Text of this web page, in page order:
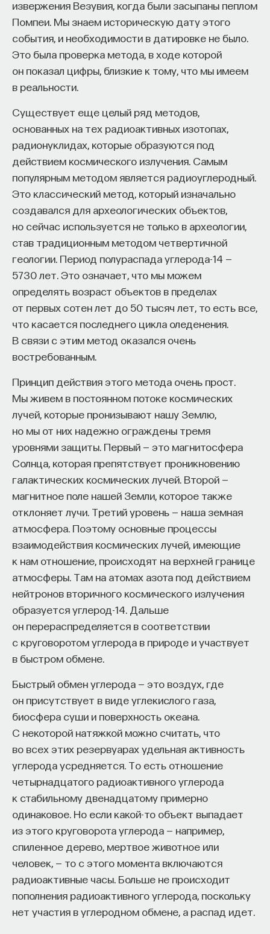
извержения Везувия, когда были засыпаны пеплом
Помпеи. Мы знаем историческую дату этого
события, и необходимости в датировке не было.
Это была проверка метода, в ходе которой
он показал цифры, близкие к тому, что мы имеем
в реальности.
Существует еще целый ряд методов,
основанных на тех радиоактивных изотопах,
радионуклидах, которые образуются под
действием космического излучения. Самым
популярным методом является радиоуглеродный.
Это классический метод, который изначально
создавался для археологических объектов,
но сейчас используется не только в археологии,
став традиционным методом четвертичной
геологии. Период полураспада углерода-14 —
5730 лет. Это означает, что мы можем
определять возраст объектов в пределах
от первых сотен лет до 50 тысяч лет, то есть все,
что касается последнего цикла оледенения.
В связи с этим метод оказался очень
востребованным.
Принцип действия этого метода очень прост.
Мы живем в постоянном потоке космических
лучей, которые пронизывают нашу Землю,
но мы от них надежно ограждены тремя
уровнями защиты. Первый — это магнитосфера
Солнца, которая препятствует проникновению
галактических космических лучей. Второй —
магнитное поле нашей Земли, которое также
отклоняет лучи. Третий уровень — наша земная
атмосфера. Поэтому основные процессы
взаимодействия космических лучей, имеющие
к нам отношение, происходят на верхней границе
атмосферы. Там на атомах азота под действием
нейтронов вторичного космического излучения
образуется углерод-14. Дальше
он перераспределяется в соответствии
с круговоротом углерода в природе и участвует
в быстром обмене.
Быстрый обмен углерода — это воздух, где
он присутствует в виде углекислого газа,
биосфера суши и поверхность океана.
С некоторой натяжкой можно считать, что
во всех этих резервуарах удельная активность
углерода усредняется. То есть отношение
четырнадцатого радиоактивного углерода
к стабильному двенадцатому примерно
одинаковое. Но если какой-то объект выпадает
из этого круговорота углерода — например,
спиленное дерево, мертвое животное или
человек, — то с этого момента включаются
радиоактивные часы. Больше не происходит
пополнения радиоактивного углерода, поскольку
нет участия в углеродном обмене, а распад идет.
У университета четыре цели
«Мы выделили четыре идеологии образования.
Первая — развитие и трансляция
дисциплинарного знания, где в центре находится
само знание, а не человек и не рынок труда.
человека, например человека, способного
к сложному мышлению. Третья — развитие
общества, вклад в то, каким оно будет.
И четвертая — социальная эффективность,
то есть забота о том, как человек будет работать
за пределами университета и насколько
эффективным окажется в команде и профессии.
Университет не всегда может точно
предсказать, какие именно рабочие места ждут
выпускника, но сама эта оптика тоже остается
отдельной идеологией. В зависимости от того,
в какой из этих логик работает университет,
у него будут совершенно разные ответы
на вопрос о целях образования».
Университет должен строить
будущее
«Есть представление о том, что университеты
готовят элиту, и отсюда возникает образ сложно
мыслящего, сложно устроенного человека.
Но здесь возникает и другой, гораздо более
трудный вопрос: кто вообще формирует
целеполагание университета и кто задает тот
смысл, на который он работает? Мне кажется,
университет способен быть субъектом —
не просто выполнять внешний заказ,
а самостоятельно выбирать, на какое будущее
он работает. У него должна быть собственная
позиция: сначала определить, какое будущее
он хочет создавать, а затем разворачивать это
в своей деятельности. Когда университет
работает только под заказ, он занимает совсем
другую роль. У классического университета есть
редкая возможность — мыслить на длинной
дистанции и реально влиять на будущее: на то,
как будет мыслить элита, как будет устроена
экономика и как в целом будет разворачиваться
общество».
Знание нельзя просто передать
«Сама проблема гораздо старше, чем может
показаться. Если преподаватель выдает задание,
студент перепоручает его нейросети, а потом
просто приносит готовый текст, это лишь делает
старую проблему совсем уж неустранимой.
Но и привычная университетская схема, в которой
преподаватель что-то рассказал, студент что-то
записал, а затем попытался пересказать это
наизусть, тоже почти не оставляет места для